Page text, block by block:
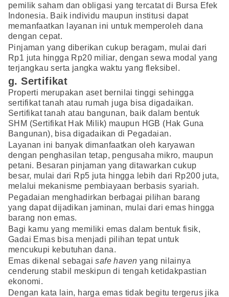
pemilik saham dan obligasi yang tercatat di Bursa Efek
Indonesia. Baik individu maupun institusi dapat
memanfaatkan layanan ini untuk memperoleh dana
dengan cepat.
Pinjaman yang diberikan cukup beragam, mulai dari
Rp1 juta hingga Rp20 miliar, dengan sewa modal yang
terjangkau serta jangka waktu yang fleksibel.
g. Sertifikat
Properti merupakan aset bernilai tinggi sehingga
sertifikat tanah atau rumah juga bisa digadaikan.
Sertifikat tanah atau bangunan, baik dalam bentuk
SHM (Sertifikat Hak Milik) maupun HGB (Hak Guna
Bangunan), bisa digadaikan di Pegadaian.
Layanan ini banyak dimanfaatkan oleh karyawan
dengan penghasilan tetap, pengusaha mikro, maupun
petani. Besaran pinjaman yang ditawarkan cukup
besar, mulai dari Rp5 juta hingga lebih dari Rp200 juta,
melalui mekanisme pembiayaan berbasis syariah.
Pegadaian menghadirkan berbagai pilihan barang
yang dapat dijadikan jaminan, mulai dari emas hingga
barang non emas.
Bagi kamu yang memiliki emas dalam bentuk fisik,
Gadai Emas bisa menjadi pilihan tepat untuk
mencukupi kebutuhan dana.
Emas dikenal sebagaisafe haven yang nilainya
cenderung stabil meskipun di tengah ketidakpastian
ekonomi.
Dengan kata lain, harga emas tidak begitu tergerus jika